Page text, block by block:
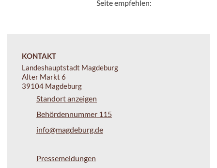
Seite empfehlen:
KONTAKT
Landeshauptstadt Magdeburg
Alter Markt 6
39104 Magdeburg
Standort anzeigen
Behördennummer 115
info@magdeburg.de
Pressemeldungen